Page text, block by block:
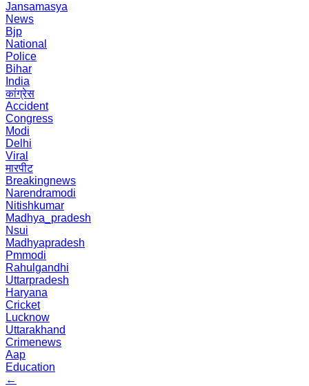
Jansamasya
News
Bjp
National
Police
Bihar
India
कांग्रेस
Accident
Congress
Modi
Delhi
Viral
मारपीट
Breakingnews
Narendramodi
Nitishkumar
Madhya_pradesh
Nsui
Madhyapradesh
Pmmodi
Rahulgandhi
Uttarpradesh
Haryana
Cricket
Lucknow
Uttarakhand
Crimenews
Aap
Education
←